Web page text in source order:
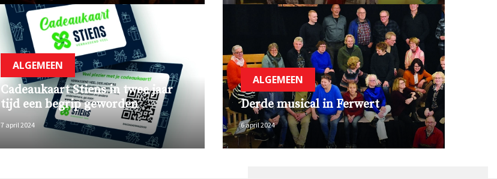
ALGEMEEN
Cadeaukaart Stiens in twee jaar
tijd een begrip geworden
7 april 2024
ALGEMEEN
Derde musical in Ferwert
6 april 2024